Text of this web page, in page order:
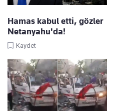
Hamas kabul etti, gözler
Netanyahu'da!
Kaydet